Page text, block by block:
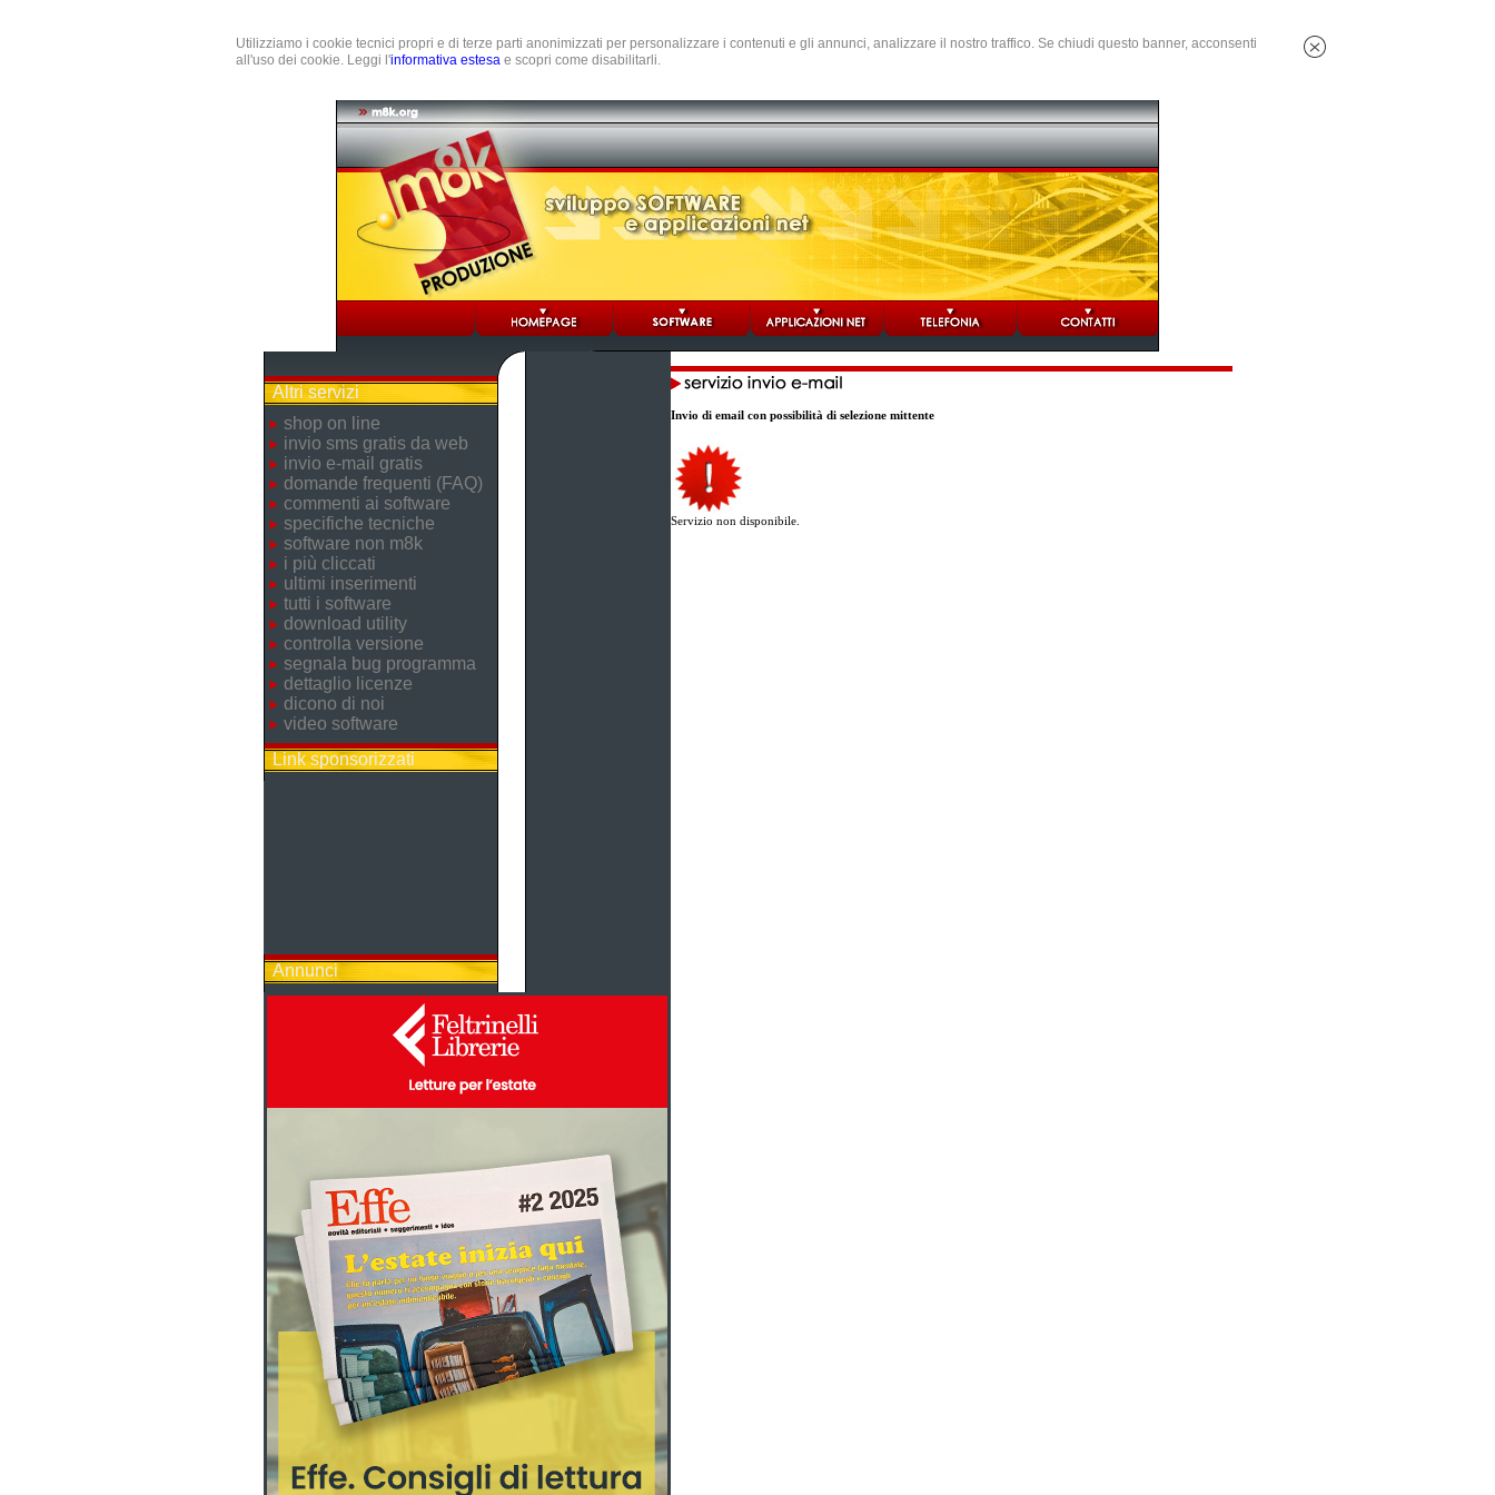
Utilizziamo i cookie tecnici propri e di terze parti anonimizzati per personalizzare i contenuti e gli annunci, analizzare il nostro traffico. Se chiudi questo banner, acconsenti
all'uso dei cookie. Leggi l'informativa estesa e scopri come disabilitarli.
Altri servizi
shop on line
invio sms gratis da web
invio e-mail gratis
domande frequenti (FAQ)
commenti ai software
specifiche tecniche
software non m8k
i più cliccati
ultimi inserimenti
tutti i software
download utility
controlla versione
segnala bug programma
dettaglio licenze
dicono di noi
video software
Link sponsorizzati
Annunci
Invio di email con possibilità di selezione mittente
Servizio non disponibile.